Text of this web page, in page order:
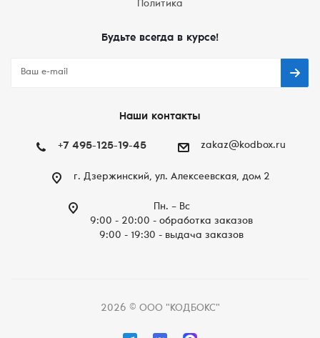
Политика
Будьте всегда в курсе!
Наши контакты
+7 495-125-19-45 zakaz@kodbox.ru
г. Дзержинский, ул. Алексеевская, дом 2
Пн. – Вc
9:00 - 20:00 - обработка заказов
9:00 - 19:30 - выдача заказов
2026 © ООО "КОДБОКС"